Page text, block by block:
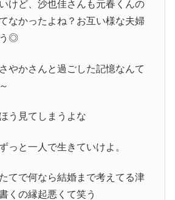
けど、沙也佳さんも元春くんの
なかったよね？お互い様な夫婦
う◎
やかさんと過ごした記憶なんて
う見てしまうよな
っと一人で生きていけよ。
てで何なら結婚まで考えてる津
くの縁起悪くて笑う